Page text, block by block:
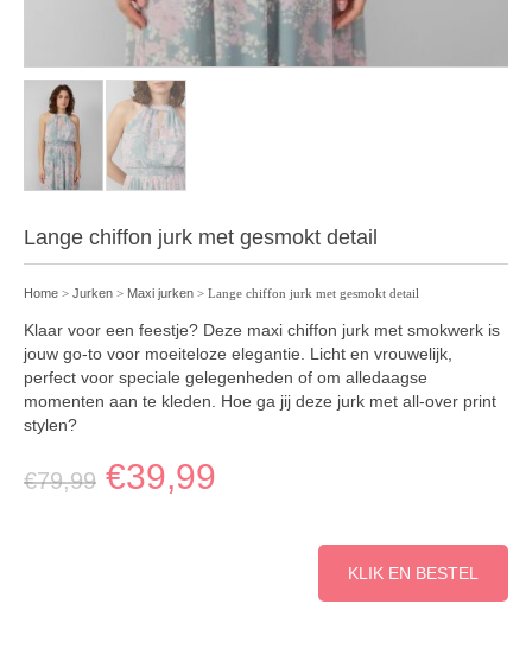
Lange chiffon jurk met gesmokt detail
Home > Jurken > Maxi jurken > Lange chiffon jurk met gesmokt detail
Klaar voor een feestje? Deze maxi chiffon jurk met smokwerk is
jouw go-to voor moeiteloze elegantie. Licht en vrouwelijk,
perfect voor speciale gelegenheden of om alledaagse
momenten aan te kleden. Hoe ga jij deze jurk met all-over print
stylen?
€79,99 €39,99
KLIK EN BESTEL